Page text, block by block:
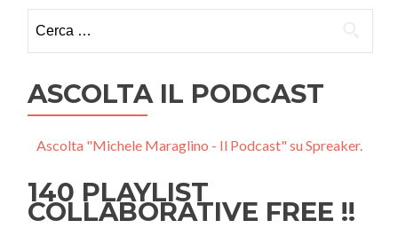
per:
ASCOLTA IL PODCAST
Ascolta "Michele Maraglino - Il Podcast" su Spreaker.
140 PLAYLIST
COLLABORATIVE FREE !!